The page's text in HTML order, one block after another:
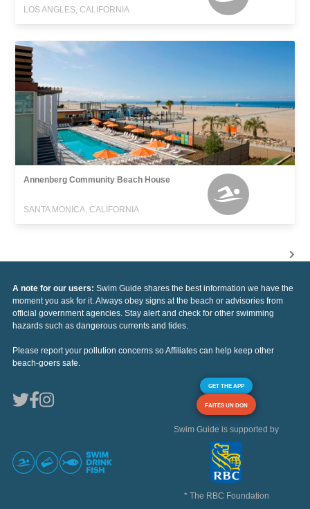
LOS ANGLES, CALIFORNIA
Annenberg Community Beach House
SANTA MONICA, CALIFORNIA
A note for our users: Swim Guide shares the best information we have the
moment you ask for it. Always obey signs at the beach or advisories from
official government agencies. Stay alert and check for other swimming
hazards such as dangerous currents and tides.
Please report your pollution concerns so Affiliates can help keep other
beach-goers safe.
GET THE APP
FAITES UN DON
Swim Guide is supported by
* The RBC Foundation